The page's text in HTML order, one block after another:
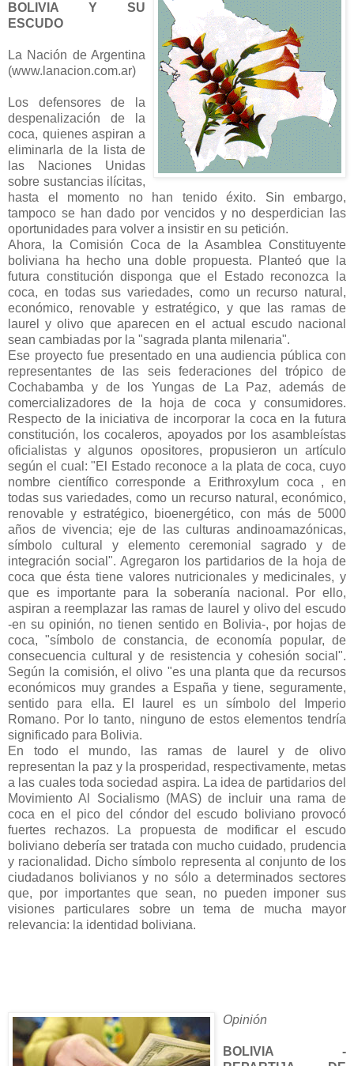
BOLIVIA Y SU
ESCUDO
La Nación de Argentina
(www.lanacion.com.ar)
Los defensores de la
despenalización de la
coca, quienes aspiran a
eliminarla de la lista de
las Naciones Unidas
sobre sustancias ilícitas,
hasta el momento no han tenido éxito. Sin embargo,
tampoco se han dado por vencidos y no desperdician las
oportunidades para volver a insistir en su petición.
Ahora, la Comisión Coca de la Asamblea Constituyente
boliviana ha hecho una doble propuesta. Planteó que la
futura constitución disponga que el Estado reconozca la
coca, en todas sus variedades, como un recurso natural,
económico, renovable y estratégico, y que las ramas de
laurel y olivo que aparecen en el actual escudo nacional
sean cambiadas por la "sagrada planta milenaria".
Ese proyecto fue presentado en una audiencia pública con
representantes de las seis federaciones del trópico de
Cochabamba y de los Yungas de La Paz, además de
comercializadores de la hoja de coca y consumidores.
Respecto de la iniciativa de incorporar la coca en la futura
constitución, los cocaleros, apoyados por los asambleístas
oficialistas y algunos opositores, propusieron un artículo
según el cual: "El Estado reconoce a la plata de coca, cuyo
nombre científico corresponde a Erithroxylum coca , en
todas sus variedades, como un recurso natural, económico,
renovable y estratégico, bioenergético, con más de 5000
años de vivencia; eje de las culturas andinoamazónicas,
símbolo cultural y elemento ceremonial sagrado y de
integración social". Agregaron los partidarios de la hoja de
coca que ésta tiene valores nutricionales y medicinales, y
que es importante para la soberanía nacional. Por ello,
aspiran a reemplazar las ramas de laurel y olivo del escudo
-en su opinión, no tienen sentido en Bolivia-, por hojas de
coca, "símbolo de constancia, de economía popular, de
consecuencia cultural y de resistencia y cohesión social".
Según la comisión, el olivo "es una planta que da recursos
económicos muy grandes a España y tiene, seguramente,
sentido para ella. El laurel es un símbolo del Imperio
Romano. Por lo tanto, ninguno de estos elementos tendría
significado para Bolivia.
En todo el mundo, las ramas de laurel y de olivo
representan la paz y la prosperidad, respectivamente, metas
a las cuales toda sociedad aspira. La idea de partidarios del
Movimiento Al Socialismo (MAS) de incluir una rama de
coca en el pico del cóndor del escudo boliviano provocó
fuertes rechazos. La propuesta de modificar el escudo
boliviano debería ser tratada con mucho cuidado, prudencia
y racionalidad. Dicho símbolo representa al conjunto de los
ciudadanos bolivianos y no sólo a determinados sectores
que, por importantes que sean, no pueden imponer sus
visiones particulares sobre un tema de mucha mayor
relevancia: la identidad boliviana.
Opinión
BOLIVIA -